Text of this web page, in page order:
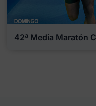
42ª Media Maratón